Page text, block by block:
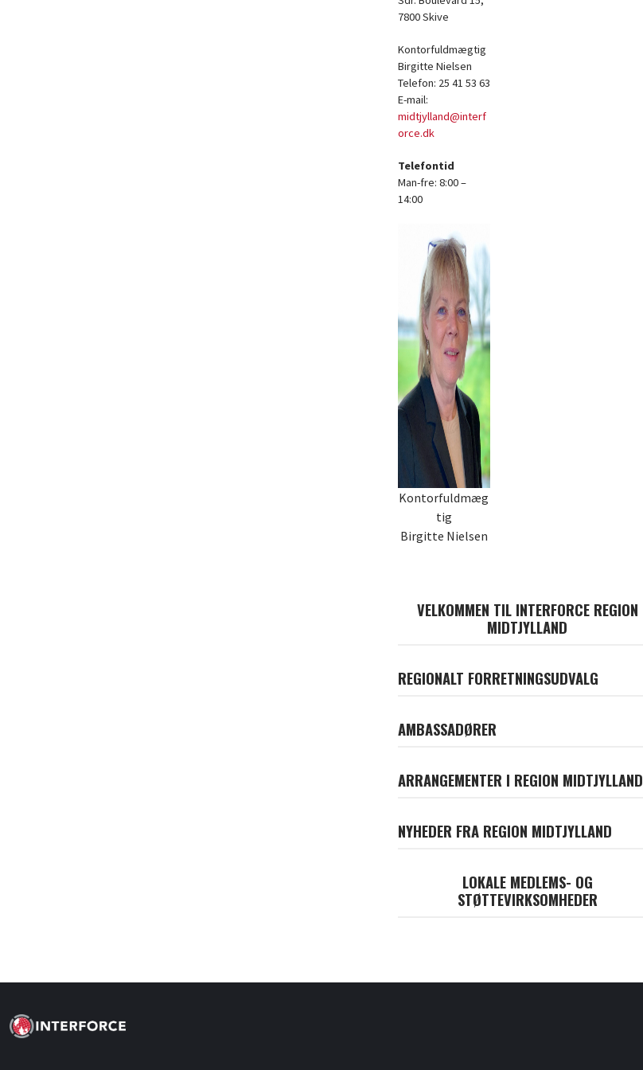
7800 Skive
Kontorfuldmægtig
Birgitte Nielsen
Telefon: 25 41 53 63
E-mail:
midtjylland@interf
orce.dk
Telefontid
Man-fre: 8:00 –
14:00
Kontorfuldmæg
tig
Birgitte Nielsen
VELKOMMEN TIL INTERFORCE REGION
MIDTJYLLAND
REGIONALT FORRETNINGSUDVALG
AMBASSADØRER
ARRANGEMENTER I REGION MIDTJYLLAND
NYHEDER FRA REGION MIDTJYLLAND
LOKALE MEDLEMS- OG
STØTTEVIRKSOMHEDER